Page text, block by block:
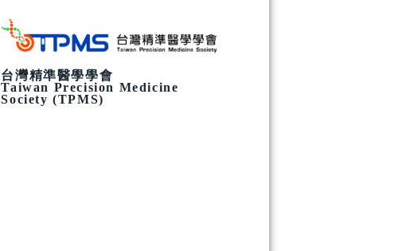
台灣精準醫學學會
Taiwan Precision Medicine
Society (TPMS)